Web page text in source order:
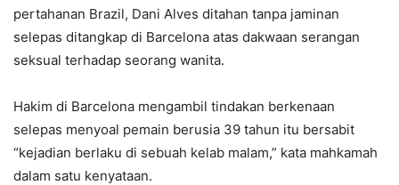
pertahanan Brazil, Dani Alves ditahan tanpa jaminan
selepas ditangkap di Barcelona atas dakwaan serangan
seksual terhadap seorang wanita.
Hakim di Barcelona mengambil tindakan berkenaan
selepas menyoal pemain berusia 39 tahun itu bersabit
“kejadian berlaku di sebuah kelab malam,” kata mahkamah
dalam satu kenyataan.